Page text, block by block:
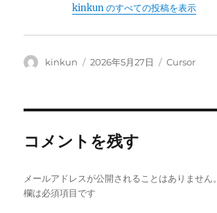
kinkun のすべての投稿を表示
投
kinkun
投
2026年5月27日
カ
Cursor
コメントを残す
メールアドレスが公開されることはありません。
欄は必須項目です